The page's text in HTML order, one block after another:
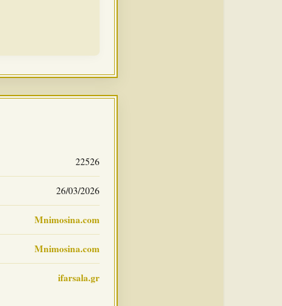
22526
26/03/2026
Mnimosina.com
Mnimosina.com
ifarsala.gr